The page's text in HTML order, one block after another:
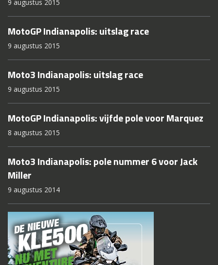
9 augustus 2015
MotoGP Indianapolis: uitslag race
9 augustus 2015
Moto3 Indianapolis: uitslag race
9 augustus 2015
MotoGP Indianapolis: vijfde pole voor Marquez
8 augustus 2015
Moto3 Indianapolis: pole nummer 6 voor Jack
Miller
9 augustus 2014